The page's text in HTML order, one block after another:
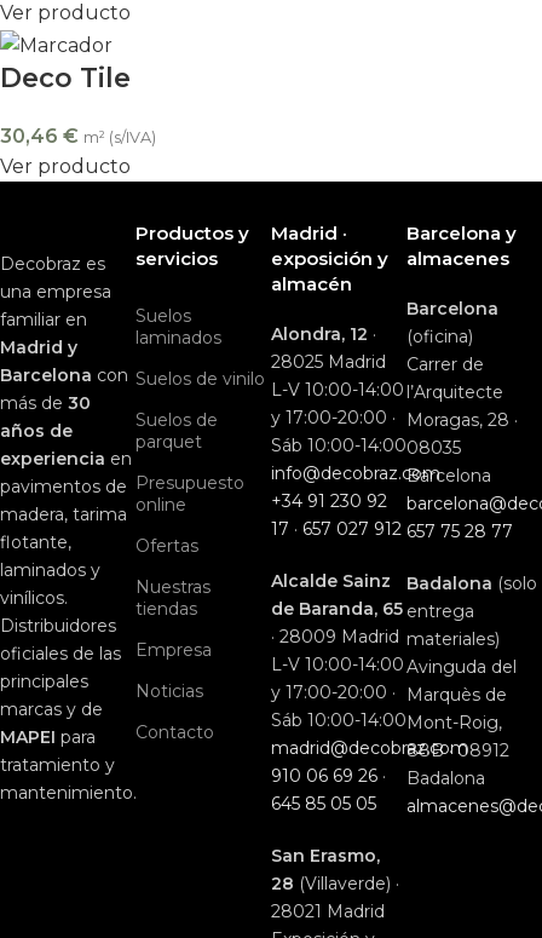
Ver producto
Deco Tile
30,46 € m² (s/IVA)
Ver producto
Decobraz es
una empresa
familiar en
Madrid y
Barcelona con
más de 30
años de
experiencia en
pavimentos de
madera, tarima
flotante,
laminados y
vinílicos.
Distribuidores
oficiales de las
principales
marcas y de
MAPEI para
tratamiento y
mantenimiento.
Productos y
servicios
Suelos
laminados
Suelos de vinilo
Suelos de
parquet
Presupuesto
online
Ofertas
Nuestras
tiendas
Empresa
Noticias
Contacto
Madrid ·
exposición y
almacén
Alondra, 12 ·
28025 Madrid
L-V 10:00-14:00
y 17:00-20:00 ·
Sáb 10:00-14:00
info@decobraz.com
+34 91 230 92
17 · 657 027 912
Alcalde Sainz
de Baranda, 65
· 28009 Madrid
L-V 10:00-14:00
y 17:00-20:00 ·
Sáb 10:00-14:00
madrid@decobraz.com
910 06 69 26 ·
645 85 05 05
San Erasmo,
28 (Villaverde) ·
28021 Madrid
Barcelona y
almacenes
Barcelona
(oficina)
Carrer de
l’Arquitecte
Moragas, 28 ·
08035
Barcelona
657 75 28 77
Badalona (solo
entrega
materiales)
Avinguda del
Marquès de
Mont-Roig,
88B · 08912
Badalona